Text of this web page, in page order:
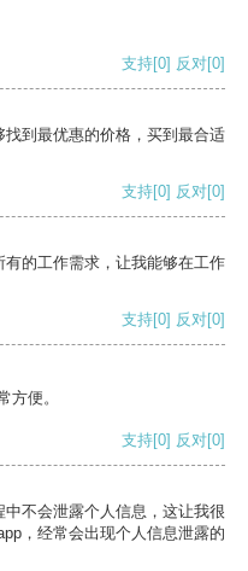
支持[0] 反对[0]
到最优惠的价格，买到最合适
支持[0] 反对[0]
的工作需求，让我能够在工作
支持[0] 反对[0]
方便。
支持[0] 反对[0]
不会泄露个人信息，这让我很
，经常会出现个人信息泄露的